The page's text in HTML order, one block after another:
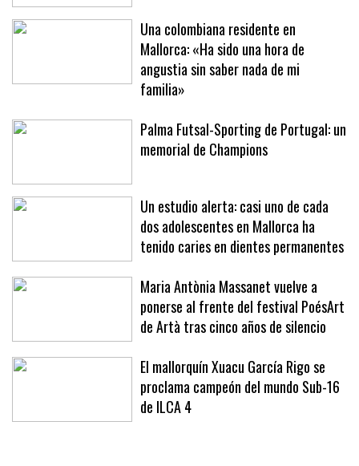
Una colombiana residente en
Mallorca: «Ha sido una hora de
angustia sin saber nada de mi
familia»
Palma Futsal-Sporting de Portugal: un
memorial de Champions
Un estudio alerta: casi uno de cada
dos adolescentes en Mallorca ha
tenido caries en dientes permanentes
Maria Antònia Massanet vuelve a
ponerse al frente del festival PoésArt
de Artà tras cinco años de silencio
El mallorquín Xuacu García Rigo se
proclama campeón del mundo Sub-16
de ILCA 4